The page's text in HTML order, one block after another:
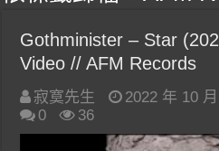
Gothminister – Star
Video // AFM Records
寂寞先生 2022 年 10
0
36